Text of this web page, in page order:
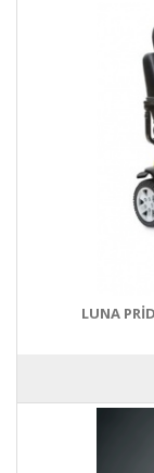
LUNA